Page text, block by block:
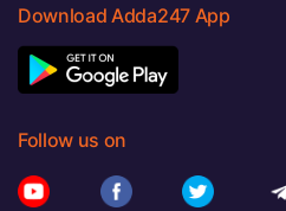
Download Adda247 App
Follow us on